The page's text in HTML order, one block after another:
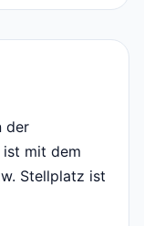
der
mit dem
Stellplatz ist